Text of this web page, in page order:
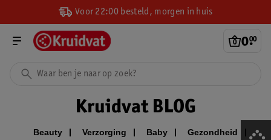
Voor 22:00 besteld, morgen in huis
0.
00
Kruidvat BLOG
Beauty Verzorging Baby
Gezondheid